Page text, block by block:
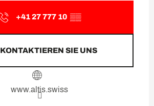
+41 27 777 10 ▒▒
KONTAKTIEREN SIE UNS
www.altis.swiss